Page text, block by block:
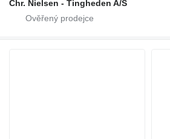
Chr. Nielsen - Tingheden A/S